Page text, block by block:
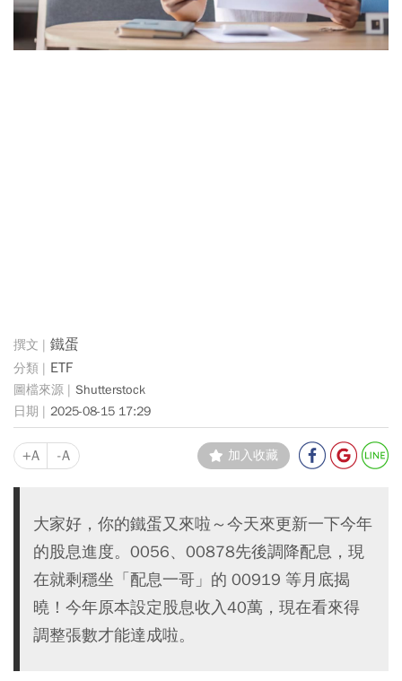
鐵蛋
ETF
Shutterstock
2025-08-15 17:29
+A -A 加入收藏
大家好，你的鐵蛋又來啦～今天來更新一下今年
的股息進度。0056、00878先後調降配息，現
在就剩穩坐「配息一哥」的 00919 等月底揭
曉！今年原本設定股息收入40萬，現在看來得
調整張數才能達成啦。